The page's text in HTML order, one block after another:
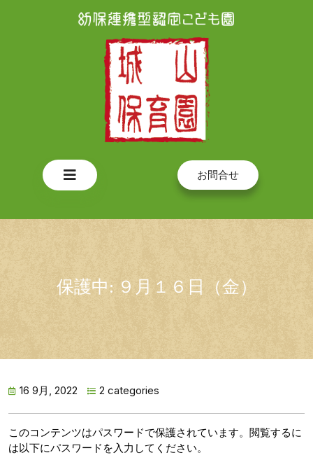
Open
お問合せ
保護中: ９月１６日（金）
16 9月, 2022 2 categories
このコンテンツはパスワードで保護されています。閲覧するに
は以下にパスワードを入力してください。